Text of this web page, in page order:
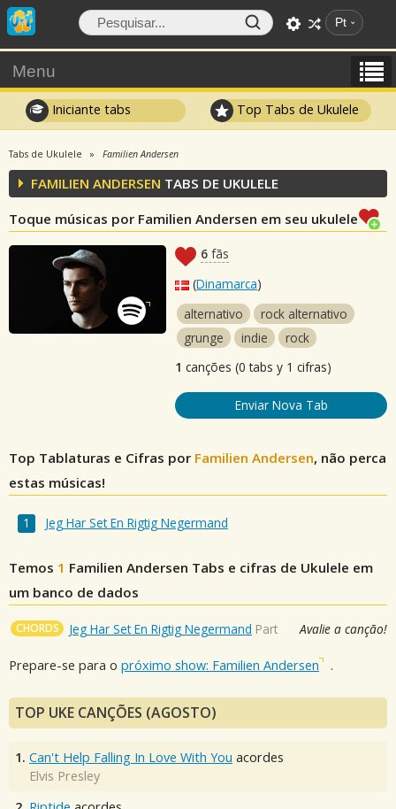
Pt
Menu
Iniciante tabs Top Tabs de Ukulele
Tabs de Ukulele Familien Andersen
FAMILIEN ANDERSEN TABS DE UKULELE
Toque músicas por Familien Andersen em seu ukulele
6 fãs
(Dinamarca)
alternativo
rock alternativo
grunge
indie
rock
1 canções (0 tabs y 1 cifras)
Enviar Nova Tab
Top Tablaturas e Cifras por Familien Andersen, não perca
estas músicas!
Jeg Har Set En Rigtig Negermand
Temos 1 Familien Andersen Tabs e cifras de Ukulele em
um banco de dados
CHORDS Jeg Har Set En Rigtig Negermand Part Avalie a canção!
Prepare-se para o próximo show: Familien Andersen .
TOP UKE CANÇÕES (AGOSTO)
1. Can't Help Falling In Love With You acordes
Elvis Presley